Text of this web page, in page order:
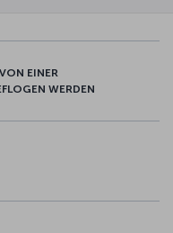
EINER
WERDEN